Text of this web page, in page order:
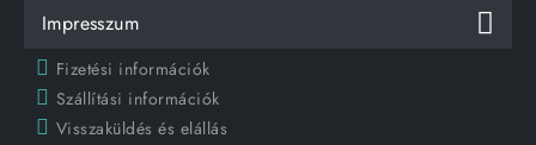
Impresszum
Fizetési információk
Szállítási információk
Visszaküldés és elállás